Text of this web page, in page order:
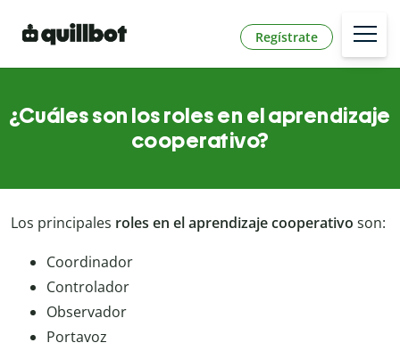
Regístrate
¿Cuáles son los roles en el aprendizaje
cooperativo?
Los principales roles en el aprendizaje cooperativo son:
Coordinador
Controlador
Observador
Portavoz